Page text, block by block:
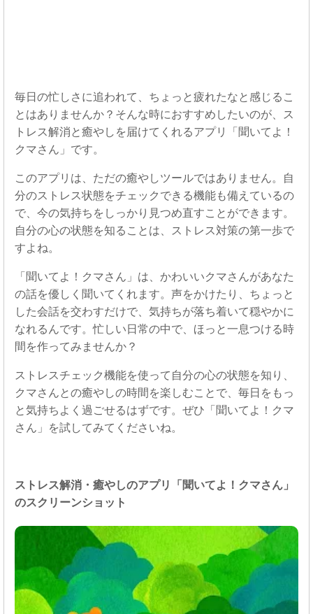
毎日の忙しさに追われて、ちょっと疲れたなと感じるこ
とはありませんか？そんな時におすすめしたいのが、ス
トレス解消と癒やしを届けてくれるアプリ「聞いてよ！
クマさん」です。
このアプリは、ただの癒やしツールではありません。自
分のストレス状態をチェックできる機能も備えているの
で、今の気持ちをしっかり見つめ直すことができます。
自分の心の状態を知ることは、ストレス対策の第一歩で
すよね。
「聞いてよ！クマさん」は、かわいいクマさんがあなた
の話を優しく聞いてくれます。声をかけたり、ちょっと
した会話を交わすだけで、気持ちが落ち着いて穏やかに
なれるんです。忙しい日常の中で、ほっと一息つける時
間を作ってみませんか？
ストレスチェック機能を使って自分の心の状態を知り、
クマさんとの癒やしの時間を楽しむことで、毎日をもっ
と気持ちよく過ごせるはずです。ぜひ「聞いてよ！クマ
さん」を試してみてくださいね。
ストレス解消・癒やしのアプリ「聞いてよ！クマさん」
のスクリーンショット